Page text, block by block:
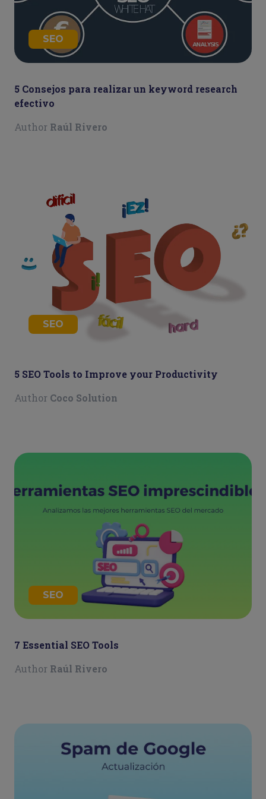
SEO
5 Consejos para realizar un keyword research
efectivo
Author Raúl Rivero
SEO
5 SEO Tools to Improve your Productivity
Author Coco Solution
SEO
7 Essential SEO Tools
Author Raúl Rivero